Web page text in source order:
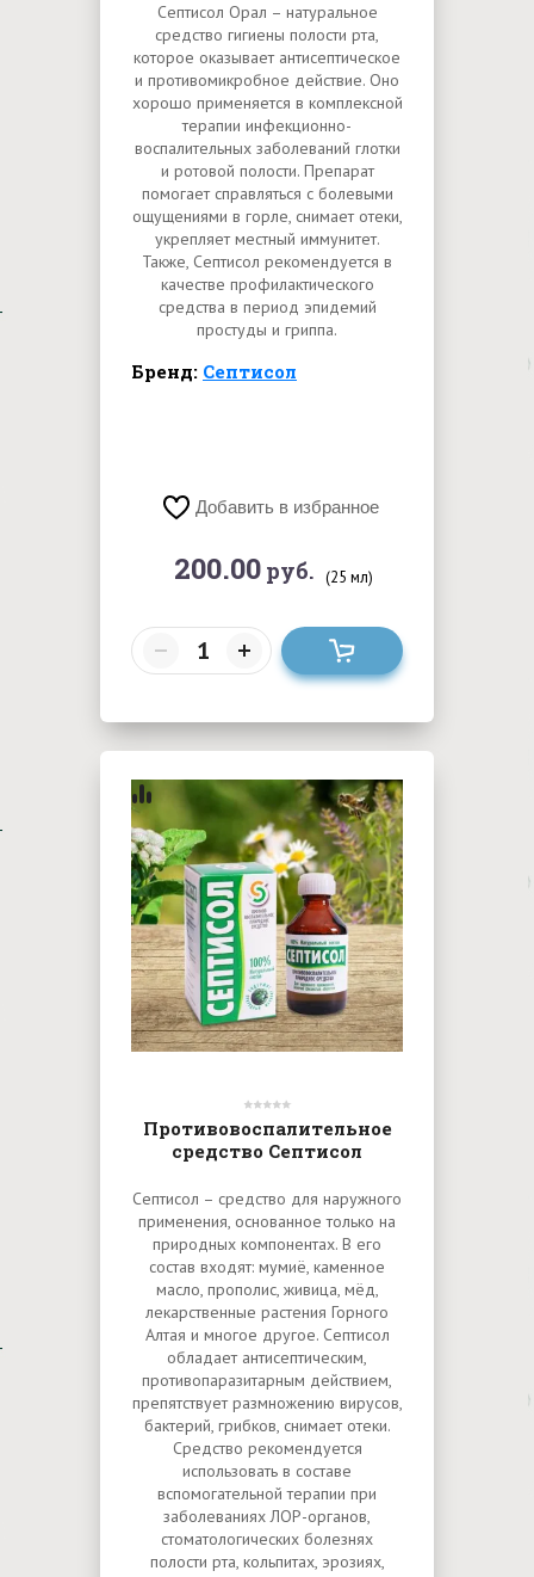
Септисол Орал – натуральное
средство гигиены полости рта,
которое оказывает антисептическое
и противомикробное действие. Оно
хорошо применяется в комплексной
терапии инфекционно-
воспалительных заболеваний глотки
и ротовой полости. Препарат
помогает справляться с болевыми
ощущениями в горле, снимает отеки,
укрепляет местный иммунитет.
Также, Септисол рекомендуется в
качестве профилактического
средства в период эпидемий
простуды и гриппа.
Бренд: Септисол
Добавить в избранное
200.00руб. (25 мл)
Противовоспалительное
средство Септисол
Септисол – средство для наружного
применения, основанное только на
природных компонентах. В его
состав входят: мумиё, каменное
масло, прополис, живица, мёд,
лекарственные растения Горного
Алтая и многое другое. Септисол
обладает антисептическим,
противопаразитарным действием,
препятствует размножению вирусов,
бактерий, грибков, снимает отеки.
Средство рекомендуется
использовать в составе
вспомогательной терапии при
заболеваниях ЛОР-органов,
стоматологических болезнях
полости рта, кольпитах, эрозиях,